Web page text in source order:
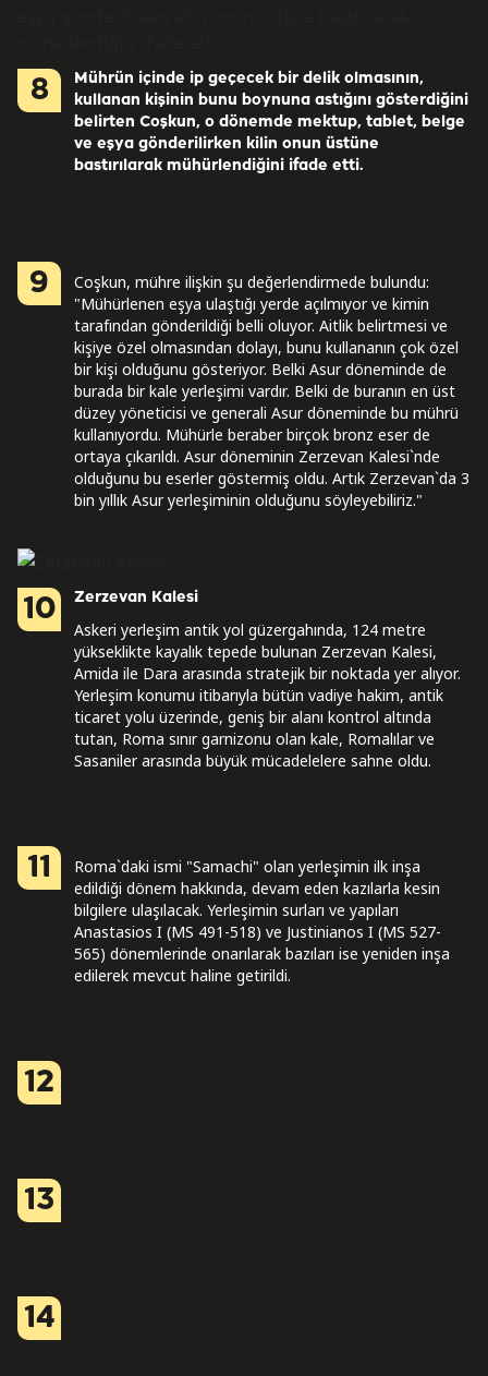
8
Mührün içinde ip geçecek bir delik olmasının,
kullanan kişinin bunu boynuna astığını gösterdiğini
belirten Coşkun, o dönemde mektup, tablet, belge
ve eşya gönderilirken kilin onun üstüne
bastırılarak mühürlendiğini ifade etti.
9
Coşkun, mühre ilişkin şu değerlendirmede bulundu:
"Mühürlenen eşya ulaştığı yerde açılmıyor ve kimin
tarafından gönderildiği belli oluyor. Aitlik belirtmesi ve
kişiye özel olmasından dolayı, bunu kullananın çok özel
bir kişi olduğunu gösteriyor. Belki Asur döneminde de
burada bir kale yerleşimi vardır. Belki de buranın en üst
düzey yöneticisi ve generali Asur döneminde bu mührü
kullanıyordu. Mühürle beraber birçok bronz eser de
ortaya çıkarıldı. Asur döneminin Zerzevan Kalesi`nde
olduğunu bu eserler göstermiş oldu. Artık Zerzevan`da 3
bin yıllık Asur yerleşiminin olduğunu söyleyebiliriz."
10 Zerzevan Kalesi
Askeri yerleşim antik yol güzergahında, 124 metre
yükseklikte kayalık tepede bulunan Zerzevan Kalesi,
Amida ile Dara arasında stratejik bir noktada yer alıyor.
Yerleşim konumu itibarıyla bütün vadiye hakim, antik
ticaret yolu üzerinde, geniş bir alanı kontrol altında
tutan, Roma sınır garnizonu olan kale, Romalılar ve
Sasaniler arasında büyük mücadelelere sahne oldu.
11
Roma`daki ismi "Samachi" olan yerleşimin ilk inşa
edildiği dönem hakkında, devam eden kazılarla kesin
bilgilere ulaşılacak. Yerleşimin surları ve yapıları
Anastasios I (MS 491-518) ve Justinianos I (MS 527-
565) dönemlerinde onarılarak bazıları ise yeniden inşa
edilerek mevcut haline getirildi.
12
13
14